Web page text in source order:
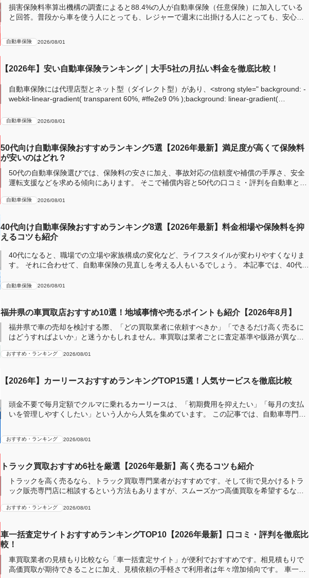
損害保険料率算出機構の調査によると88.4%の人が自動車保険（任意保険）に加入している
と回答。普段から車を使う人にとっても、レジャーで週末に出掛ける人にとっても、安心・
自動車保険 2026/08/01
【2026年】安い自動車保険ランキング｜大手5社の月払い料金を徹底比較！
自動車保険には代理店型とネット型（ダイレクト型）があり、<strong style=" background: -
webkit-linear-gradient( transparent 60%, #ffe2e9 0% );background: linear-gradient(
自動車保険 2026/08/01
50代向け自動車保険おすすめランキング5選【2026年最新】満足度が高くて保険料
が安いのはどれ？
50代の自動車保険選びでは、保険料の安さに加え、事故対応の信頼度や補償の手厚さ、安全
運転支援などを求める傾向にあります。 そこで補償内容と50代の口コミ・評判を自動車と保
自動車保険 2026/08/01
40代向け自動車保険おすすめランキング8選【2026年最新】料金相場や保険料を抑
えるコツも紹介
40代になると、職場での立場や家族構成の変化など、ライフスタイルが変わりやすくなりま
す。 それに合わせて、自動車保険の見直しを考える人もいるでしょう。 本記事では、40代に
自動車保険 2026/08/01
福井県の車買取店おすすめ10選！地域事情や売るポイントも紹介【2026年8月】
福井県で車の売却を検討する際、「どの買取業者に依頼すべきか」「できるだけ高く売るに
はどうすればよいか」と迷うかもしれません。車買取は業者ごとに査定基準や販路が異なる
おすすめ・ランキング 2026/08/01
【2026年】カーリースおすすめランキングTOP15選！人気サービスを徹底比較
頭金不要で毎月定額でクルマに乗れるカーリースは、「初期費用を抑えたい」「毎月の支払
いを管理しやすくしたい」という人から人気を集めています。 この記事では、自動車専門メ
おすすめ・ランキング 2026/08/01
トラック買取おすすめ6社を厳選【2026年最新】高く売るコツも紹介
トラックを高く売るなら、トラック買取専門業者がおすすめです。そして街で見かけるトラ
ック販売専門店に相談するという方法もありますが、スムーズかつ高価買取を希望するな
おすすめ・ランキング 2026/08/01
車一括査定サイトおすすめランキングTOP10【2026年最新】口コミ・評判を徹底比
較！
車買取業者の見積もり比較なら「車一括査定サイト」が便利でおすすめです。相見積もりで
高価買取が期待できることに加え、見積依頼の手軽さで利用者は年々増加傾向です。 車一括